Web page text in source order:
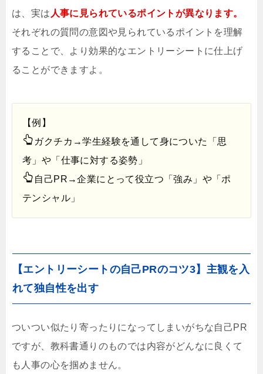
は、実は 人事に見られているポイントが異なります。
それぞれの質問の意図や見られているポイントを理解
することで、より効果的なエントリーシートに仕上げ
ることができますよ。
【例】
ガクチカ→学生経験を通して身についた「思
考」や「仕事に対する姿勢」
自己PR→企業にとって役立つ「強み」や「ポ
テンシャル」
【エントリーシートの自己PRのコツ3】主観を入
れて独自性を出す
ついつい似たり寄ったりになってしまいがちな自己PR
ですが、教科書通りのものでは内容がどんなに良くて
も人事の心を掴めません。